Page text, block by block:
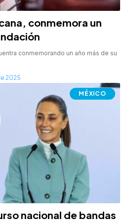
conmemora un
conmemorando un año más de su
2025
MÉXICO
nacional de bandas